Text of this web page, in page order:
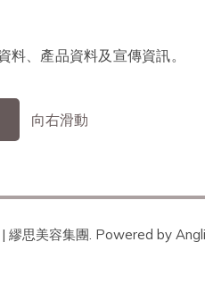
、產品資料及宣傳資訊。
向右滑動
繆思美容集團. Powered by